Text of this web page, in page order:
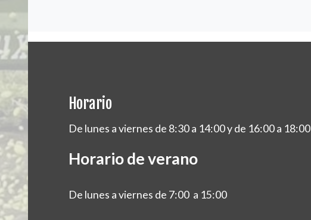
Horario
De lunes a viernes de 8:30 a 14:00 y de 16:00 a 18:00
Horario de verano
De lunes a viernes de 7:00 a 15:00